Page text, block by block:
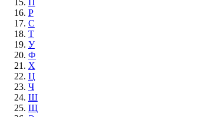
П
Р
С
Т
У
Ф
Х
Ц
Ч
Ш
Щ